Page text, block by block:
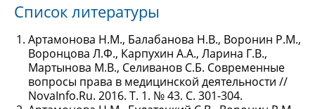
Список литературы
Артамонова Н.М., Балабанова Н.В., Воронин Р.М.,
Воронцова Л.Ф., Карпухин А.А., Ларина Г.В.,
Мартынова М.В., Селиванов С.Б. Современные
вопросы права в медицинской деятельности //
NovaInfo.Ru. 2016. Т. 1. № 43. С. 301-304.